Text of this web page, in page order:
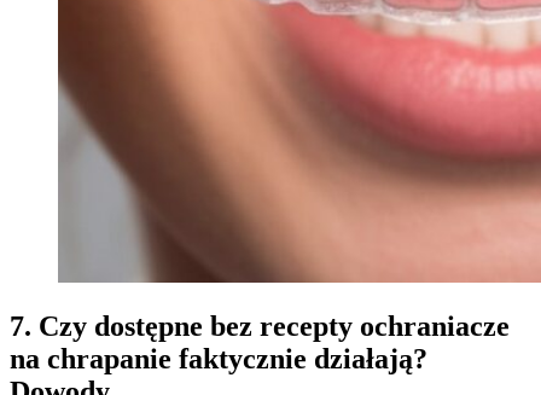
7. Czy dostępne bez recepty ochraniacze
na chrapanie faktycznie działają?